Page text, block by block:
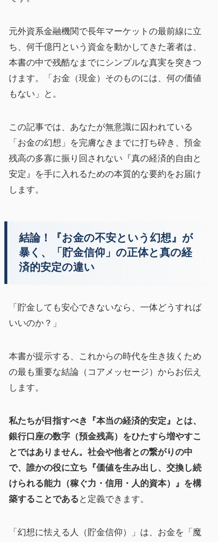
元外資系金融機関で長年マーケットの最前線に立
ち、何千億円という資金を動かしてきた著者は、
本書の中で残酷なまでにシンプルな真実を突きつ
けます。「お金（現金）そのものには、何の価値
もない」と。
この記事では、あなたが無意識に囚われている
「お金の幻想」を完膚なきまでに打ち砕き、預金
残高の多寡に振り回されない『真の経済的自由と
安定』を手に入れるための本質的な要約をお届け
します。
結論！『お金の不安という幻想』が
暴く、「貯金信仰」の正体と真の経
済的安定の違い
「貯金しても安心できないなら、一体どうすれば
いいのか？」
本書が提示する、これからの時代を生き抜くため
の最も重要な結論（コアメッセージ）からお伝え
します。
私たちが目指すべき『本当の経済的安定』とは、
銀行口座の数字（預金残高）をひたすら増やすこ
とではありません。社会や他者との繋がりの中
で、誰かの役に立ち『価値を生み出し、交換し続
けられる能力（稼ぐ力・信用・人的資本）』を構
築することである と定義できます。
「幻想に怯える人（貯金信仰）」は、お金を「魔